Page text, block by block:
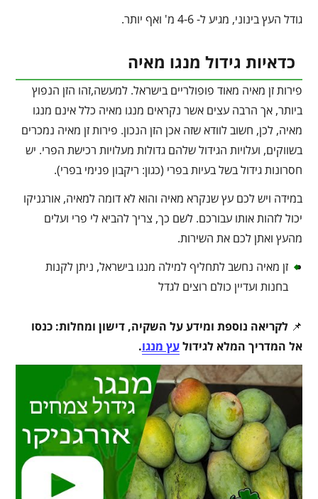
גודל העץ בינוני, מגיע ל- 4-6 מ' ואף יותר.
כדאיות גידול מנגו מאיה
פירות זן מאיה מאוד פופולריים בישראל. למעשה,זהו הזן הנפוץ
ביותר, אך הרבה עצים אשר נקראים מנגו מאיה כלל אינם מנגו
מאיה, לכן, חשוב לוודא שזה אכן הזן הנכון. פירות זן מאיה נמכרים
בשווקים, ועלויות הגידול שלהם גדולות מעלויות רכישת הפרי. יש
חסרונות גידול בשל בעיות בפרי (כגון: ריקבון פנימי בפרי).
במידה ויש לכם עץ שנקרא מאיה והוא לא דומה למאיה, אורגניקו
יכול לזהות אותו עבורכם. לשם כך, צריך להביא לי פרי ועלים
מהעץ ואתן לכם את השירות.
זן מאיה נחשב לתחליף למילה מנגו בישראל, ניתן לקנות
בחנות ועדיין כולם רוצים לגדל
📌לקריאה נוספת ומידע על השקיה, דישון ומחלות: כנסו
אל המדריך המלא לגידולעץ מנגו.